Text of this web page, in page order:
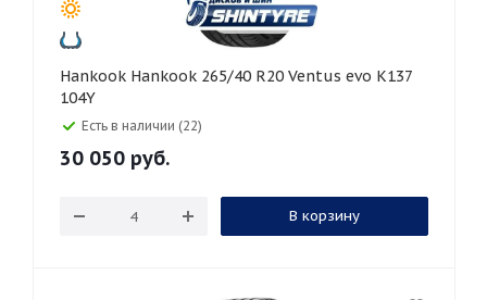
Hankook Hankook 265/40 R20 Ventus evo K137
104Y
Есть в наличии (22)
30 050 руб.
В корзину